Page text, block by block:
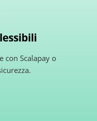
con Scalapay o